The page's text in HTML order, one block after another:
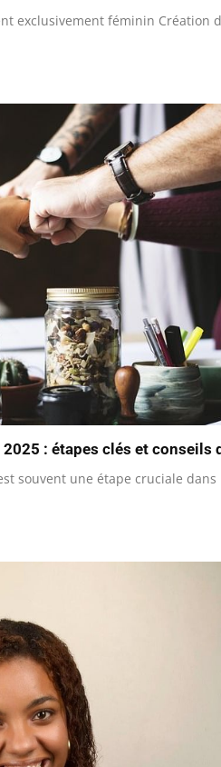
exclusivement féminin Création
: étapes clés et conseils
souvent une étape cruciale dans